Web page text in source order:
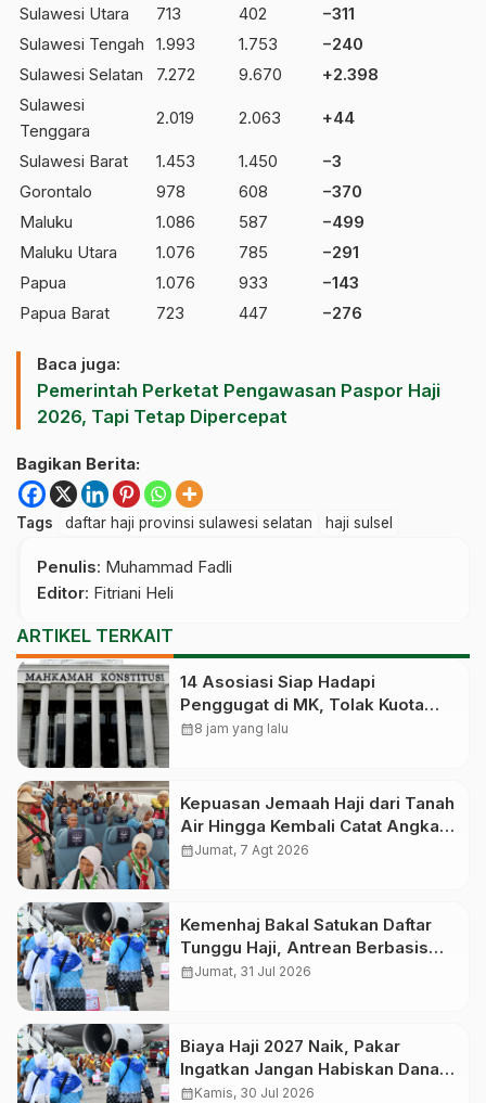
Sulawesi Utara 713 402
−311
Sulawesi Tengah
1.993 1.753
−240
Sulawesi Selatan
7.272 9.670
+2.398
Sulawesi
Tenggara
2.019 2.063 +44
Sulawesi Barat 1.453 1.450
−3
Gorontalo
978 608
−370
Maluku
1.086 587
−499
Maluku Utara
1.076 785
−291
Papua
1.076 933
−143
Papua Barat
723 447 −276
Baca juga:
Pemerintah Perketat Pengawasan Paspor Haji
2026, Tapi Tetap Dipercepat
Bagikan Berita:
Tags daftar haji provinsi sulawesi selatan haji sulsel
Penulis: Muhammad Fadli
Editor: Fitriani Heli
ARTIKEL TERKAIT
14 Asosiasi Siap Hadapi
Penggugat di MK, Tolak Kuota
Haji Khusus 8 Persen Dihapus
calendar_month8 jam yang lalu
Kepuasan Jemaah Haji dari Tanah
Air Hingga Kembali Catat Angka
83,28 Persen
calendar_monthJumat, 7 Agt 2026
Kemenhaj Bakal Satukan Daftar
Tunggu Haji, Antrean Berbasis
Nasional dan Bukan Lagi Provinsi
calendar_monthJumat, 31 Jul 2026
Biaya Haji 2027 Naik, Pakar
Ingatkan Jangan Habiskan Dana
Manfaat Jutaan Calon Jemaah
calendar_monthKamis, 30 Jul 2026